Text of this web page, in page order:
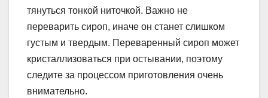
тянуться тонкой ниточкой. Важно не
переварить сироп, иначе он станет слишком
густым и твердым. Переваренный сироп может
кристаллизоваться при остывании, поэтому
следите за процессом приготовления очень
внимательно.